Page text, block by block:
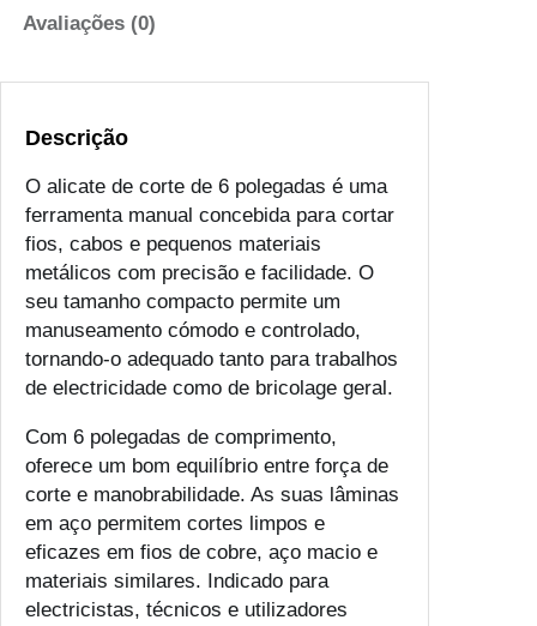
Avaliações (0)
Descrição
O alicate de corte de 6 polegadas é uma
ferramenta manual concebida para cortar
fios, cabos e pequenos materiais
metálicos com precisão e facilidade. O
seu tamanho compacto permite um
manuseamento cómodo e controlado,
tornando-o adequado tanto para trabalhos
de electricidade como de bricolage geral.
Com 6 polegadas de comprimento,
oferece um bom equilíbrio entre força de
corte e manobrabilidade. As suas lâminas
em aço permitem cortes limpos e
eficazes em fios de cobre, aço macio e
materiais similares. Indicado para
electricistas, técnicos e utilizadores